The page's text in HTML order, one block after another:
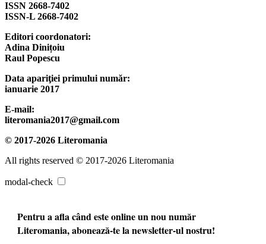
ISSN 2668-7402
ISSN-L 2668-7402
Editori coordonatori:
Adina Dinițoiu
Raul Popescu
Data apariţiei primului număr:
ianuarie 2017
E-mail:
literomania2017@gmail.com
© 2017-2026 Literomania
All rights reserved © 2017-2026 Literomania
modal-check
Pentru a afla când este online un nou număr
Literomania, abonează-te la newsletter-ul nostru!